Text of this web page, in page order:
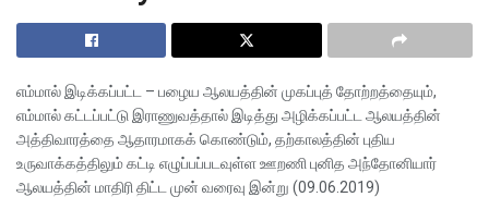
எம்மால் இடிக்கப்பட்ட – பழைய ஆலயத்தின் முகப்புத் தோற்றத்தையும்,
எம்மால் கட்டப்பட்டு இராணுவத்தால் இடித்து அழிக்கப்பட்ட ஆலயத்தின்
அத்திவாரத்தை ஆதாரமாகக் கொண்டும், தற்காலத்தின் புதிய
உருவாக்கத்திலும் கட்டி எழுப்பப்படவுள்ள ஊறணி புனித அந்தோனியார்
ஆலயத்தின் மாதிரி திட்ட முன் வரைவு இன்று (09.06.2019)